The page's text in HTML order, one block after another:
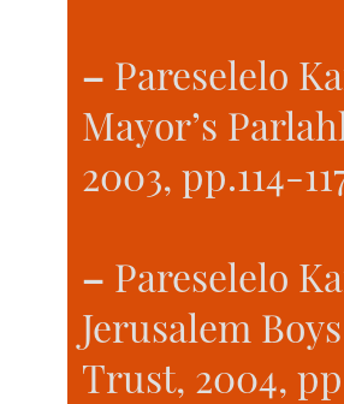
– Pareselelo
Mayor’s
2003, pp.114-
– Pareselelo
Jerusalem
Trust, 2004,